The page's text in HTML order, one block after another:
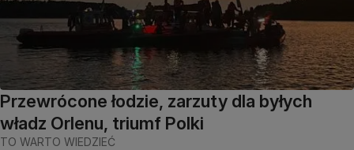
Przewrócone łodzie, zarzuty dla byłych
władz Orlenu, triumf Polki
TO WARTO WIEDZIEĆ